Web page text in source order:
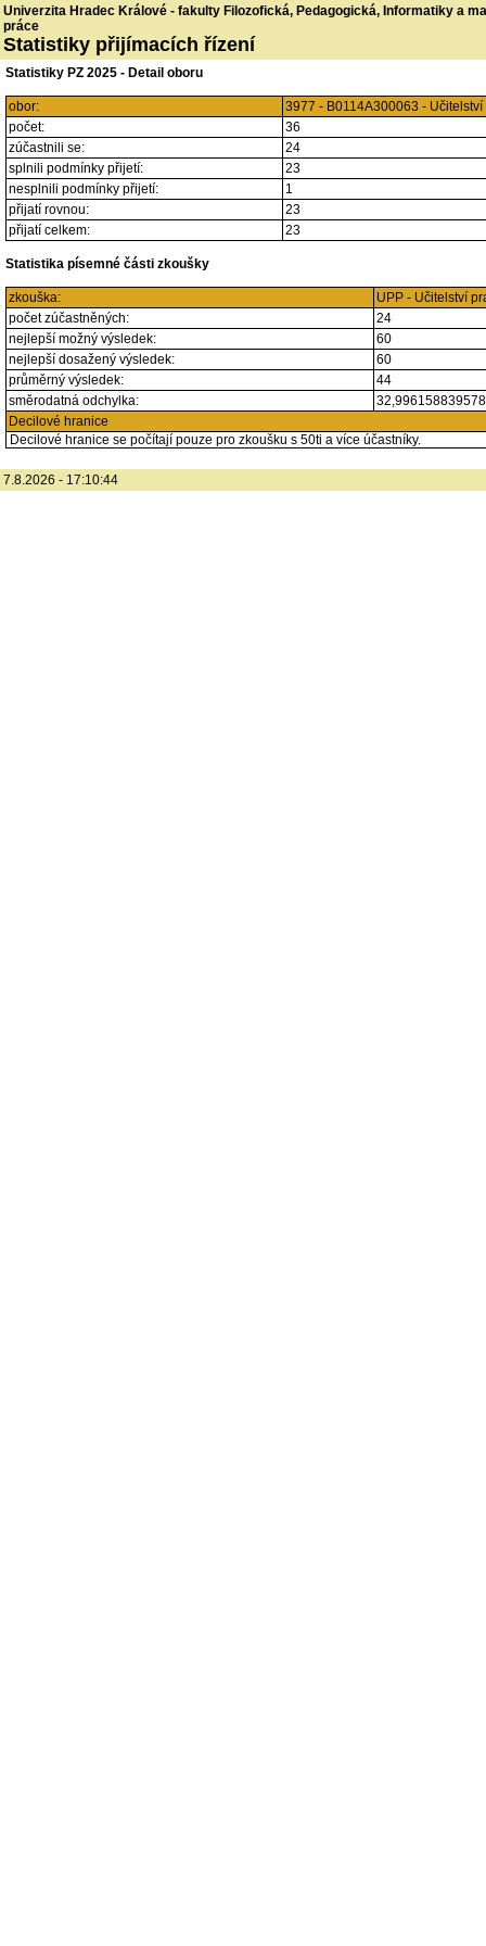
Univerzita Hradec Králové - fakulty Filozofická, Pedagogická, Informatiky a
práce
Statistiky přijímacích řízení
Statistiky PZ 2025 - Detail oboru
obor:
3977 - B0114A300063 -
počet:
36
zúčastnili se:
24
splnili podmínky přijetí:
23
nesplnili podmínky přijetí:
1
přijatí rovnou:
23
přijatí celkem:
23
Statistika písemné části zkoušky
zkouška:
UPP - Učitelství
počet zúčastněných:
24
nejlepší možný výsledek:
60
nejlepší dosažený výsledek:
60
průměrný výsledek:
44
směrodatná odchylka:
Decilové hranice
Decilové hranice se počítají pouze pro zkoušku s 50ti a více účastníky.
7.8.2026 - 17:10:44